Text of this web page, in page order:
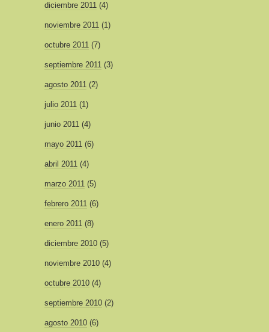
diciembre 2011 (4)
noviembre 2011 (1)
octubre 2011 (7)
septiembre 2011 (3)
agosto 2011 (2)
julio 2011 (1)
junio 2011 (4)
mayo 2011 (6)
abril 2011 (4)
marzo 2011 (5)
febrero 2011 (6)
enero 2011 (8)
diciembre 2010 (5)
noviembre 2010 (4)
octubre 2010 (4)
septiembre 2010 (2)
agosto 2010 (6)